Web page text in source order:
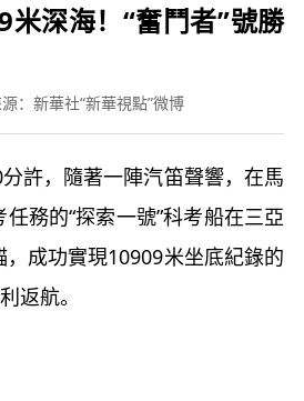
米深海！“奮鬥者”號勝
：新華社“新華視點”微博
，隨著一陣汽笛聲響，在馬
務的“探索一號”科考船在三亞
成功實現10909米坐底紀錄的
返航。